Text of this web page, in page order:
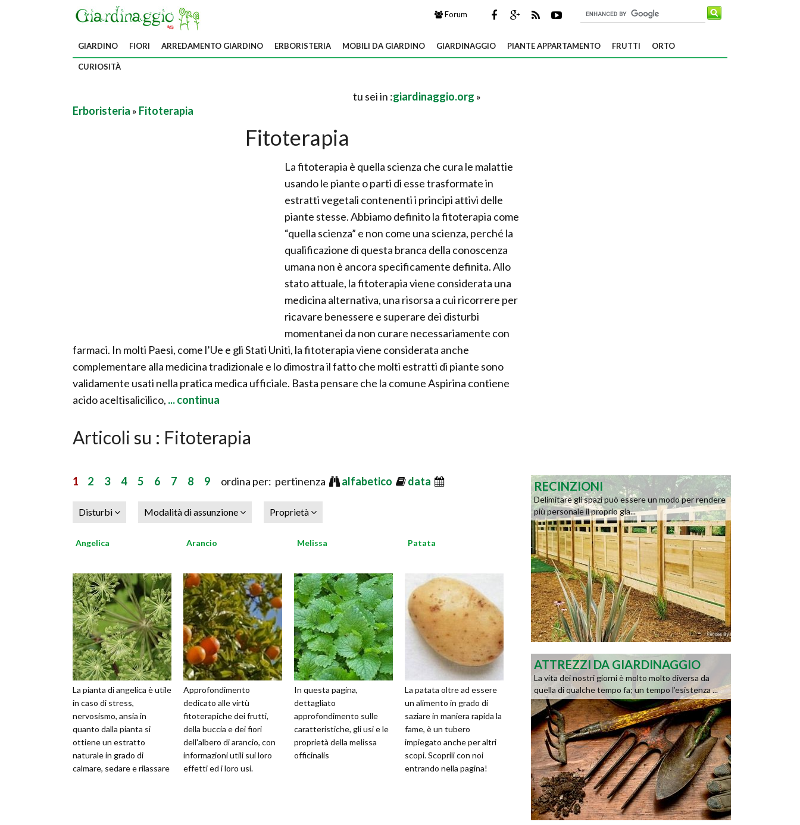
Forum
GIARDINO FIORI ARREDAMENTO GIARDINO ERBORISTERIA MOBILI DA GIARDINO GIARDINAGGIO PIANTE APPARTAMENTO FRUTTI ORTO
CURIOSITÀ
tu sei in :giardinaggio.org »
Erboristeria » Fitoterapia
Fitoterapia
La fitoterapia è quella scienza che cura le malattie
usando le piante o parti di esse trasformate in
estratti vegetali contenenti i principi attivi delle
piante stesse. Abbiamo definito la fitoterapia come
“quella scienza” e non come una scienza, perché la
qualificazione di questa branca della conoscenza
umana non è ancora specificamente definita. Allo
stato attuale, la fitoterapia viene considerata una
medicina alternativa, una risorsa a cui ricorrere per
ricavare benessere e superare dei disturbi
momentanei da non curare necessariamente con
farmaci. In molti Paesi, come l’Ue e gli Stati Uniti, la fitoterapia viene considerata anche
complementare alla medicina tradizionale e lo dimostra il fatto che molti estratti di piante sono
validamente usati nella pratica medica ufficiale. Basta pensare che la comune Aspirina contiene
acido aceltisalicilico, ... continua
Articoli su : Fitoterapia
1 2 3 4 5 6 7 8 9 ordina per: pertinenza alfabetico data
Disturbi Modalità di assunzione Proprietà
Angelica
La pianta di angelica è utile
in caso di stress,
nervosismo, ansia in
quanto dalla pianta si
ottiene un estratto
naturale in grado di
calmare, sedare e rilassare
Arancio
Approfondimento
dedicato alle virtù
fitoterapiche dei frutti,
della buccia e dei fiori
dell'albero di arancio, con
informazioni utili sui loro
effetti ed i loro usi.
Melissa
In questa pagina,
dettagliato
approfondimento sulle
caratteristiche, gli usi e le
proprietà della melissa
officinalis
Patata
La patata oltre ad essere
un alimento in grado di
saziare in maniera rapida la
fame, è un tubero
impiegato anche per altri
scopi. Scoprili con noi
entrando nella pagina!
RECINZIONI
Delimitare gli spazi può essere un modo per rendere
più personale il proprio gia...
ATTREZZI DA GIARDINAGGIO
La vita dei nostri giorni è molto molto diversa da
quella di qualche tempo fa; un tempo l’esistenza ...